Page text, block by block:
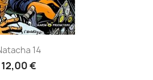
14
12,00 €